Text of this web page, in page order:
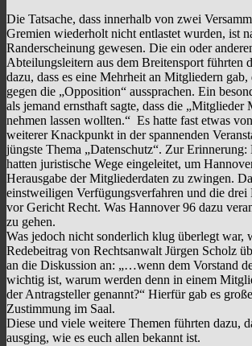
Die Tatsache, dass innerhalb von zwei
Gremien wiederholt nicht entlastet wurden, ist
Randerscheinung gewesen. Die ein oder
Abteilungsleitern aus dem Breitensport führten
dazu, dass es eine Mehrheit an Mitgliedern gab,
gegen die „Opposition“ aussprachen. Ein
als jemand ernsthaft sagte, dass die
nehmen lassen wollten.“ Es hatte fast etwas
weiterer Knackpunkt in der spannenden
jüngste Thema „Datenschutz“. Zur
hatten juristische Wege eingeleitet, um
Herausgabe der Mitgliederdaten zu zwingen.
einstweiligen Verfügungsverfahren und die drei
vor Gericht Recht. Was Hannover 96 dazu
zu gehen.
Was jedoch nicht sonderlich klug überlegt war,
Redebeitrag von Rechtsanwalt Jürgen Scholz
an die Diskussion an: „…wenn dem Vorstand
wichtig ist, warum werden denn in einem
der Antragsteller genannt?“ Hierfür gab es
Zustimmung im Saal.
Diese und viele weitere Themen führten dazu,
ausging, wie es euch allen bekannt ist.